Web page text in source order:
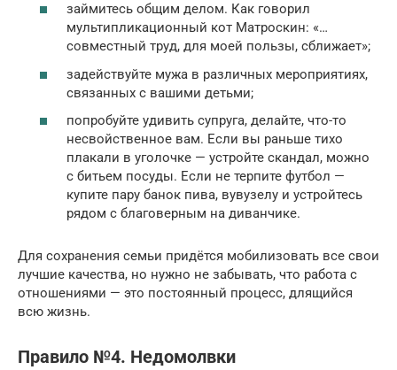
займитесь общим делом. Как говорил
мультипликационный кот Матроскин: «…
совместный труд, для моей пользы, сближает»;
задействуйте мужа в различных мероприятиях,
связанных с вашими детьми;
попробуйте удивить супруга, делайте, что-то
несвойственное вам. Если вы раньше тихо
плакали в уголочке — устройте скандал, можно
с битьем посуды. Если не терпите футбол —
купите пару банок пива, вувузелу и устройтесь
рядом с благоверным на диванчике.
Для сохранения семьи придётся мобилизовать все свои
лучшие качества, но нужно не забывать, что работа с
отношениями — это постоянный процесс, длящийся
всю жизнь.
Правило №4. Недомолвки